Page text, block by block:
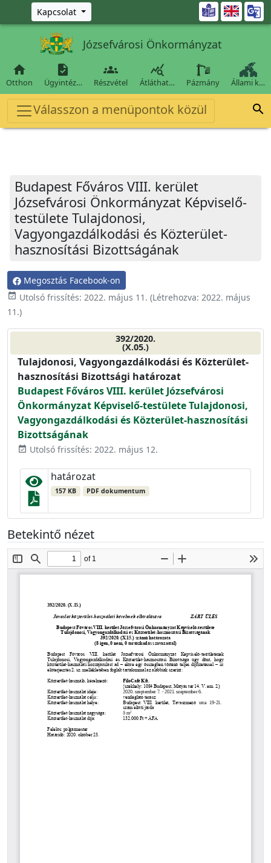
Ugrás a fő tartalomra
Kapcsolat 
Józsefvárosi Önkormányzat

Otthon

Ügyintéz…

Részvétel

Átláthat… Pázmány Állami k…
Válasszon a menüpontok közül 
Budapest Főváros VIII. kerület
Józsefvárosi Önkormányzat Képviselő-
testülete Tulajdonosi,
Vagyongazdálkodási és Közterület-
hasznosítási Bizottságának
Megosztás Facebook-on
event_available Utolsó frissítés: 2022. május 11. (Létrehozva: 2022. május
11.)
392/2020.
(X.05.)
Tulajdonosi, Vagyongazdálkodási és Közterület-
hasznosítási Bizottsági határozat
Budapest Főváros VIII. kerület Józsefvárosi
Önkormányzat Képviselő-testülete Tulajdonosi,
Vagyongazdálkodási és Közterület-hasznosítási
Bizottságának
event_available Utolsó frissítés: 2022. május 12.
határozat
157 KB PDF dokumentum
Betekintő nézet